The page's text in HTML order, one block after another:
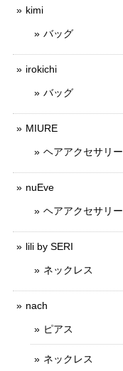
kimi
バッグ
irokichi
バッグ
MIURE
ヘアアクセサリー
nuEve
ヘアアクセサリー
lili by SERI
ネックレス
nach
ピアス
ネックレス